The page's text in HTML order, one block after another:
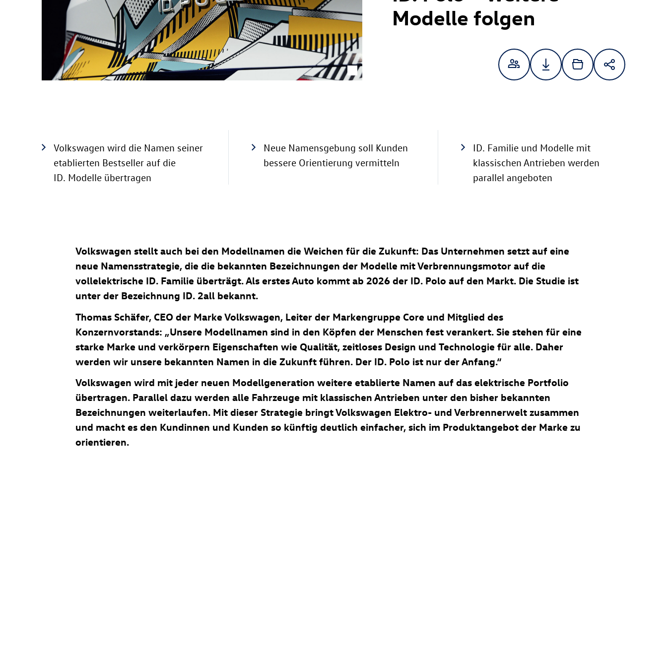
Modelle folgen
Volkswagen wird die Namen seiner
etablierten Bestseller auf die
ID. Modelle übertragen
Neue Namensgebung soll Kunden
bessere Orientierung vermitteln
ID. Familie und Modelle mit
klassischen Antrieben werden
parallel angeboten
Volkswagen stellt auch bei den Modellnamen die Weichen für die Zukunft: Das Unternehmen setzt auf eine
neue Namensstrategie, die die bekannten Bezeichnungen der Modelle mit Verbrennungsmotor auf die
vollelektrische ID. Familie überträgt. Als erstes Auto kommt ab 2026 der ID. Polo auf den Markt. Die Studie ist
unter der Bezeichnung ID. 2all bekannt.
Thomas Schäfer, CEO der Marke Volkswagen, Leiter der Markengruppe Core und Mitglied des
Konzernvorstands: „Unsere Modellnamen sind in den Köpfen der Menschen fest verankert. Sie stehen für eine
starke Marke und verkörpern Eigenschaften wie Qualität, zeitloses Design und Technologie für alle. Daher
werden wir unsere bekannten Namen in die Zukunft führen. Der ID. Polo ist nur der Anfang.“
Volkswagen wird mit jeder neuen Modellgeneration weitere etablierte Namen auf das elektrische Portfolio
übertragen. Parallel dazu werden alle Fahrzeuge mit klassischen Antrieben unter den bisher bekannten
Bezeichnungen weiterlaufen. Mit dieser Strategie bringt Volkswagen Elektro- und Verbrennerwelt zusammen
und macht es den Kundinnen und Kunden so künftig deutlich einfacher, sich im Produktangebot der Marke zu
orientieren.